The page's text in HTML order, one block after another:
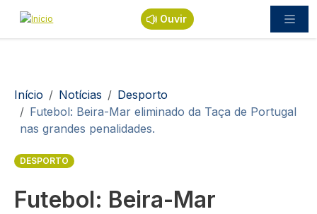
Passar para o conteúdo principal
Ouvir
Navegação estrutural
Início Notícias
Desporto
Futebol: Beira-Mar eliminado da Taça de Portugal
nas grandes penalidades.
DESPORTO
Futebol: Beira-Mar